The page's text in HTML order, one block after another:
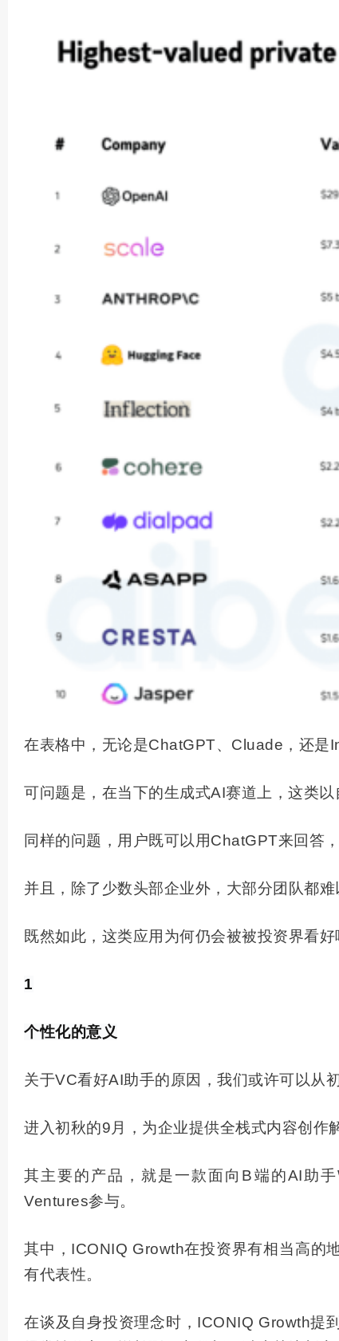
在表格中，无论是ChatGPT、Cluade，还是
可问题是，在当下的生成式AI赛道上，这类
同样的问题，用户既可以用ChatGPT来回答
并且，除了少数头部企业外，大部分团队都难
既然如此，这类应用为何仍会被被投资界看好
1
个性化的意义
关于VC看好AI助手的原因，我们或许可以从
进入初秋的9月，为企业提供全栈式内容创作
其主要的产品，就是一款面向B端的AI助
Ventures参与。
其中，ICONIQ Growth在投资界有相当高的
有代表性。
在谈及自身投资理念时，ICONIQ Growth提